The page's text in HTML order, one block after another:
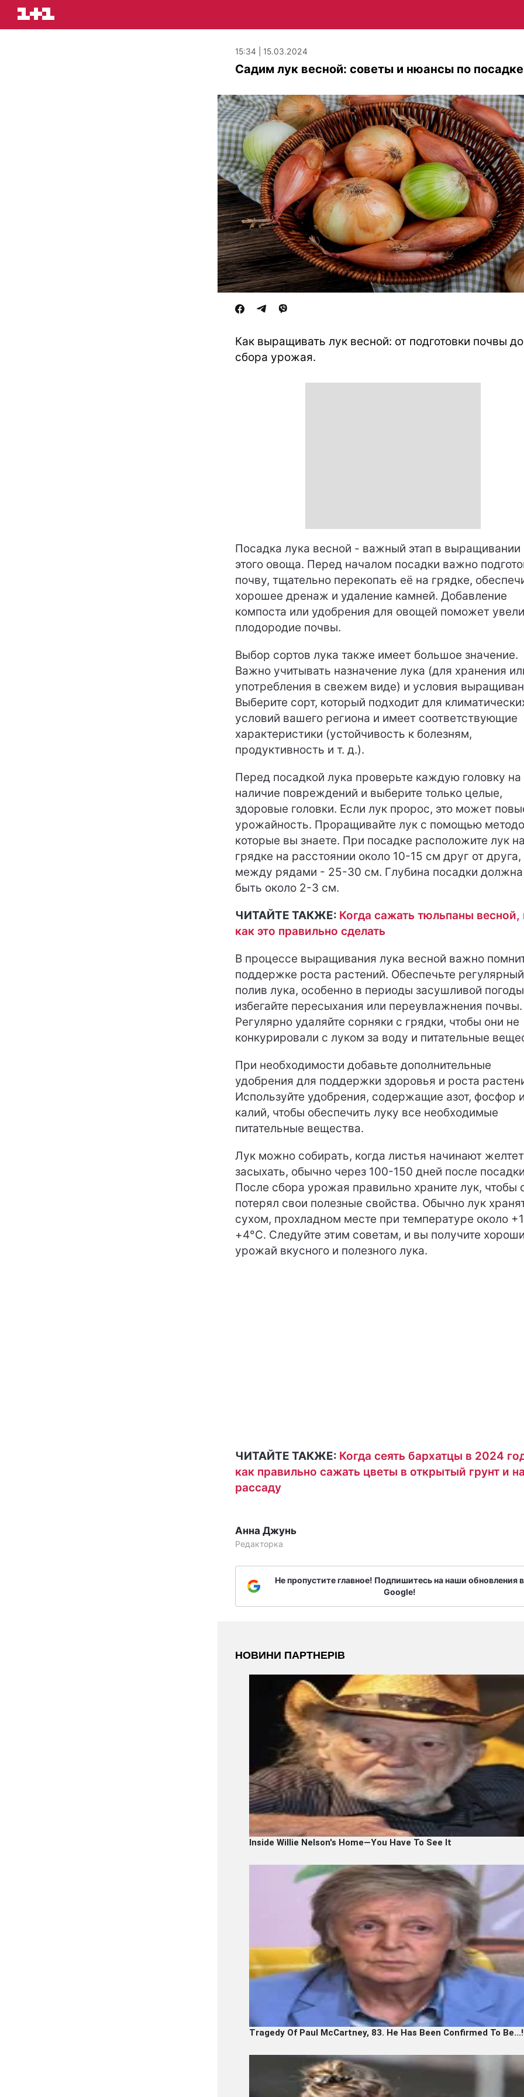
15:34 | 15.03.2024
Садим лук весной: советы и нюансы по посадке
Как выращивать лук весной: от подготовки почвы до
сбора урожая.
Посадка лука весной - важный этап в выращивании
этого овоща. Перед началом посадки важно
почву, тщательно перекопать её на грядке,
хорошее дренаж и удаление камней. Добавление
компоста или удобрения для овощей поможет
плодородие почвы.
Выбор сортов лука также имеет большое значение.
Важно учитывать назначение лука (для хранения
употребления в свежем виде) и условия
Выберите сорт, который подходит для
условий вашего региона и имеет соответствующие
характеристики (устойчивость к болезням,
продуктивность и т. д.).
Перед посадкой лука проверьте каждую головку на
наличие повреждений и выберите только целые,
здоровые головки. Если лук пророс, это может
урожайность. Проращивайте лук с помощью
которые вы знаете. При посадке расположите лук на
грядке на расстоянии около 10-15 см друг от друга,
между рядами - 25-30 см. Глубина посадки должна
быть около 2-3 см.
ЧИТАЙТЕ ТАКЖЕ: Когда сажать тюльпаны весной,
как это правильно сделать
В процессе выращивания лука весной важно
поддержке роста растений. Обеспечьте регулярный
полив лука, особенно в периоды засушливой
избегайте пересыхания или переувлажнения почвы.
Регулярно удаляйте сорняки с грядки, чтобы они не
конкурировали с луком за воду и питательные
При необходимости добавьте дополнительные
удобрения для поддержки здоровья и роста
Используйте удобрения, содержащие азот, фосфор и
калий, чтобы обеспечить луку все необходимые
питательные вещества.
Лук можно собирать, когда листья начинают
засыхать, обычно через 100-150 дней после
После сбора урожая правильно храните лук, чтобы
потерял свои полезные свойства. Обычно лук
сухом, прохладном месте при температуре около
+4°C. Следуйте этим советам, и вы получите
урожай вкусного и полезного лука.
ЧИТАЙТЕ ТАКЖЕ: Когда сеять бархатцы в 2024
как правильно сажать цветы в открытый грунт и на
рассаду
Анна Джунь
Редакторка
Не пропустите главное! Подпишитесь на наши обновления в
Google!